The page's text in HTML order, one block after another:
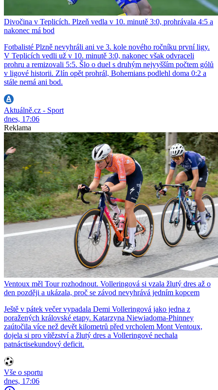
Divočina v Teplicích. Plzeň vedla v 10. minutě 3:0, prohrávala 4:5 a
nakonec má bod
Fotbalisté Plzně nevyhráli ani ve 3. kole nového ročníku první ligy.
V Teplicích vedli už v 10. minutě 3:0, nakonec však odvraceli
prohru a remizovali 5:5. Šlo o duel s druhým nejvyšším počtem gólů
v ligové historii. Zlín opět prohrál, Bohemians podlehl doma 0:2 a
stále nemá ani bod.
Aktuálně.cz - Sport
dnes, 17:06
Reklama
Ventoux měl Tour rozhodnout. Volleringová si vzala žlutý dres až o
den později a ukázala, proč se závod nevyhrává jedním kopcem
Ještě v pátek večer vypadala Demi Volleringová jako jedna z
poražených královské etapy. Katarzyna Niewiadoma-Phinney
zaútočila více než devět kilometrů před vrcholem Mont Ventoux,
dojela si pro vítězství a žlutý dres a Volleringové nechala
patnáctisekundový deficit.
Vše o sportu
dnes, 17:06